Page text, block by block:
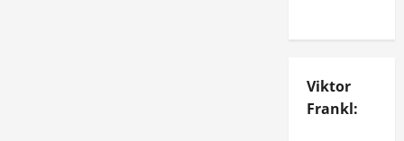
Viktor
Frankl: